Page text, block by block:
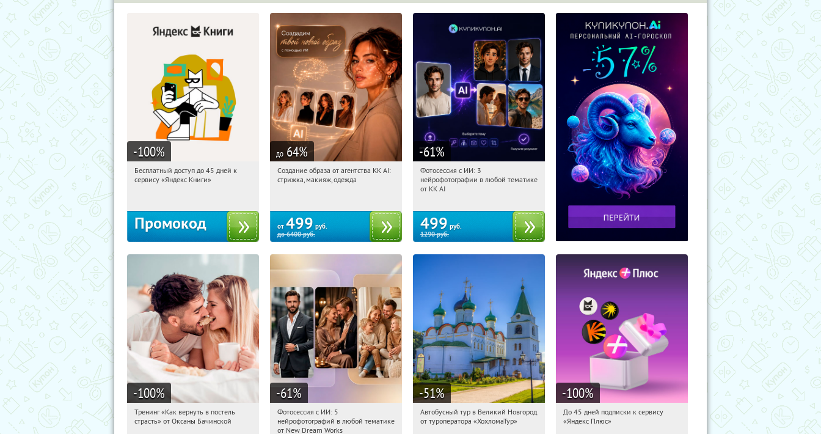
-100%
06:42:27
Получи первым!
Бесплатный доступ до 45 дней к
сервису «Яндекс Книги»
Промокод
до 64%
06:42:27 Купили:64
Создание образа от агентства KK AI:
стрижка, макияж, одежда
от 499 руб.
до6400руб.
-61%
06:42:27
Россия
Фотосессия с ИИ: 3
нейрофотографии в любой тематике
от KK AI
499 руб.
1290руб.
-100%
06:42:27 Получили:
Тренинг «Как вернуть в постель
страсть» от Оксаны Бачинской
-61%
06:42:27
Россия
Фотосессия с ИИ: 5
нейрофотографий в любой тематике
от New Dream Works
-51%
06:42:27 Купили:2
Автобусный тур в Великий Новгород
от туроператора «ХохломаТур»
-100%
06:42:27 Получили:
До 45 дней подписки к сервису
«Яндекс Плюс»